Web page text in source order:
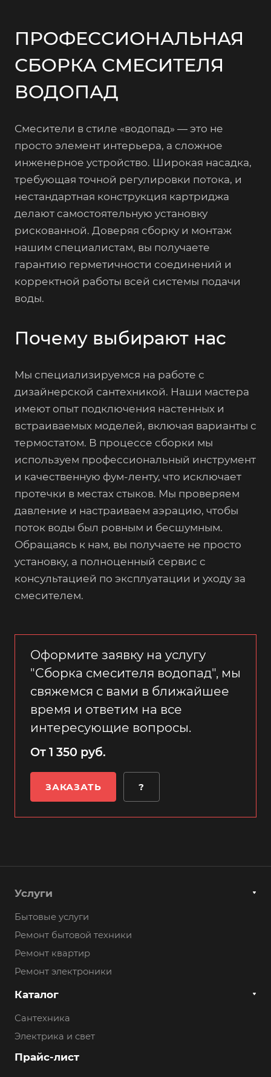
ПРОФЕССИОНАЛЬНАЯ
СБОРКА СМЕСИТЕЛЯ
ВОДОПАД
Смесители в стиле «водопад» — это не
просто элемент интерьера, а сложное
инженерное устройство. Широкая насадка,
требующая точной регулировки потока, и
нестандартная конструкция картриджа
делают самостоятельную установку
рискованной. Доверяя сборку и монтаж
нашим специалистам, вы получаете
гарантию герметичности соединений и
корректной работы всей системы подачи
воды.
Почему выбирают нас
Мы специализируемся на работе с
дизайнерской сантехникой. Наши мастера
имеют опыт подключения настенных и
встраиваемых моделей, включая варианты с
термостатом. В процессе сборки мы
используем профессиональный инструмент
и качественную фум-ленту, что исключает
протечки в местах стыков. Мы проверяем
давление и настраиваем аэрацию, чтобы
поток воды был ровным и бесшумным.
Обращаясь к нам, вы получаете не просто
установку, а полноценный сервис с
консультацией по эксплуатации и уходу за
смесителем.
Оформите заявку на услугу
"Сборка смесителя водопад", мы
свяжемся с вами в ближайшее
время и ответим на все
интересующие вопросы.
От 1 350 руб.
ЗАКАЗАТЬ ?
Услуги
Бытовые услуги
Ремонт бытовой техники
Ремонт квартир
Ремонт электроники
Каталог
Сантехника
Электрика и свет
Прайс-лист